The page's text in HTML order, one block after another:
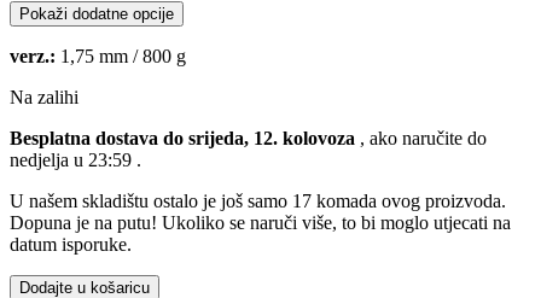
Pokaži dodatne opcije
verz.: 1,75 mm / 800 g
Na zalihi
Besplatna dostava do srijeda, 12. kolovoza , ako naručite do
nedjelja u 23:59 .
U našem skladištu ostalo je još samo 17 komada ovog proizvoda.
Dopuna je na putu! Ukoliko se naruči više, to bi moglo utjecati na
datum isporuke.
Dodajte u košaricu